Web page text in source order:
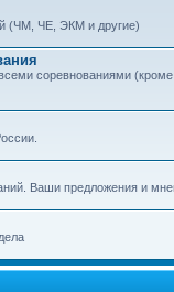
(ЧМ, ЧЕ, ЭКМ и другие)
соревнованиями (кроме
Ваши предложения и